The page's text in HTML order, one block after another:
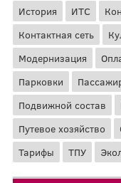
История
ИТС
Контактная сеть
Модернизация
Парковки
Подвижной состав
Путевое хозяйство
Тарифы
ТПУ